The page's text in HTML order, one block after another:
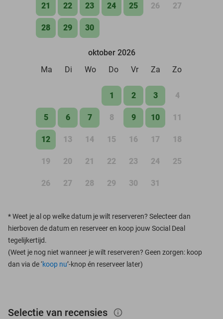
21 22 23 24 25 26 27
28 29 30
oktober 2026
Ma
Di Wo Do Vr Za Zo
1 2 3 4
5 6 7 8 9 10 11
12 13 14 15 16 17 18
19 20 21 22 23 24 25
26 27 28 29 30 31
*Weet je al op welke datum je wilt reserveren? Selecteer dan
hierboven de datum en reserveer en koop jouw Social Deal
tegelijkertijd.
(Weet je nog niet wanneer je wilt reserveren? Geen zorgen: koop
dan via de ‘koop nu’-knop én reserveer later)
Selectie van recensies info_outlined